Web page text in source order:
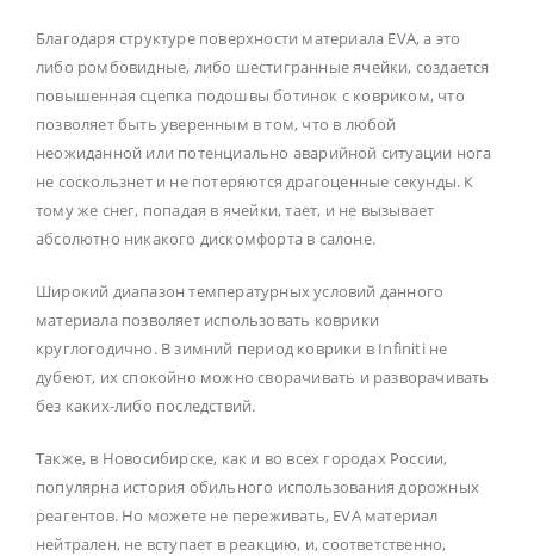
Благодаря структуре поверхности материала EVA, а это
либо ромбовидные, либо шестигранные ячейки, создается
повышенная сцепка подошвы ботинок с ковриком, что
позволяет быть уверенным в том, что в любой
неожиданной или потенциально аварийной ситуации нога
не соскользнет и не потеряются драгоценные секунды. К
тому же снег, попадая в ячейки, тает, и не вызывает
абсолютно никакого дискомфорта в салоне.
Широкий диапазон температурных условий данного
материала позволяет использовать коврики
круглогодично. В зимний период коврики в Infiniti не
дубеют, их спокойно можно сворачивать и разворачивать
без каких-либо последствий.
Также, в Новосибирске, как и во всех городах России,
популярна история обильного использования дорожных
реагентов. Но можете не переживать, EVA материал
нейтрален, не вступает в реакцию, и, соответственно,